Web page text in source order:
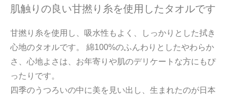
肌触りの良い甘撚り糸を使用したタオルです
甘撚り糸を使用し、吸水性もよく、しっかりとした拭き
心地のタオルです。 綿100%のふんわりとしたやわらか
さ、心地よさは、お年寄りや肌のデリケートな方にもぴ
ったりです。
四季のうつろいの中に美を見い出し、生まれたのが日本